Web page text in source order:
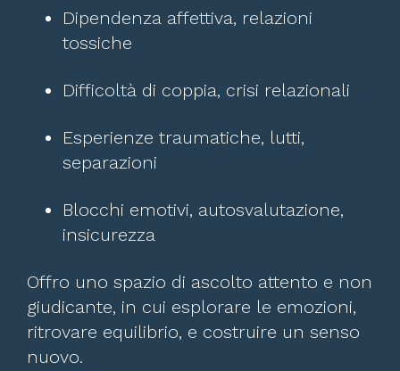
Dipendenza affettiva, relazioni
tossiche
Difficoltà di coppia, crisi relazionali
Esperienze traumatiche, lutti,
separazioni
Blocchi emotivi, autosvalutazione,
insicurezza
Offro uno spazio di ascolto attento e non
giudicante, in cui esplorare le emozioni,
ritrovare equilibrio, e costruire un senso
nuovo.